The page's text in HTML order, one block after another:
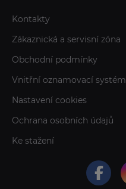
Kontakty
Zákaznická a servisní zóna
Obchodní podmínky
Vnitřní oznamovací systém
Nastavení cookies
Ochrana osobních údajů
Ke stažení